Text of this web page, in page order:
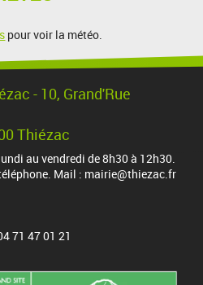
pour voir la météo.
- 10, Grand'Rue
Thiézac
au vendredi de 8h30 à 12h30.
Mail : mairie@thiezac.fr
71 47 01 21